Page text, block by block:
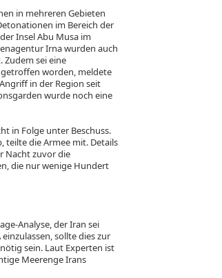
in mehreren Gebieten
im Bereich der
Insel Abu Musa im
Irna wurden auch
Zudem sei eine
worden, meldete
in der Region seit
wurde noch eine
in Folge unter Beschuss.
teilte die Armee mit. Details
Nacht zuvor die
die nur wenige Hundert
Analyse, der Iran sei
sollte dies zur
sein. Laut Experten ist
Meerenge Irans